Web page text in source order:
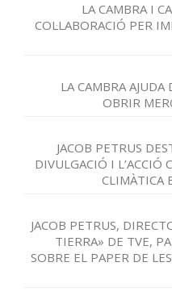
LA CAMBRA I
COL·LABORACIÓ PER
LA CAMBRA AJUDA
OBRIR
JACOB PETRUS
DIVULGACIÓ I L’ACCIÓ
CLIMÀTICA
JACOB PETRUS,
TIERRA» DE TVE,
SOBRE EL PAPER DE